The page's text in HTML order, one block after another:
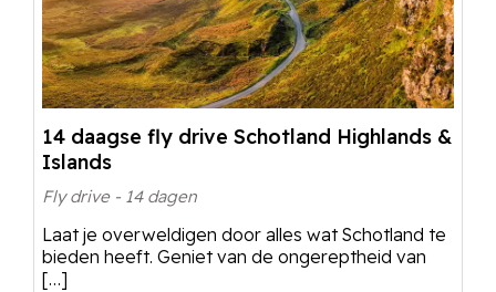
14 daagse fly drive Schotland Highlands &
Islands
Fly drive - 14 dagen
Laat je overweldigen door alles wat Schotland te
bieden heeft. Geniet van de ongereptheid van
[…]